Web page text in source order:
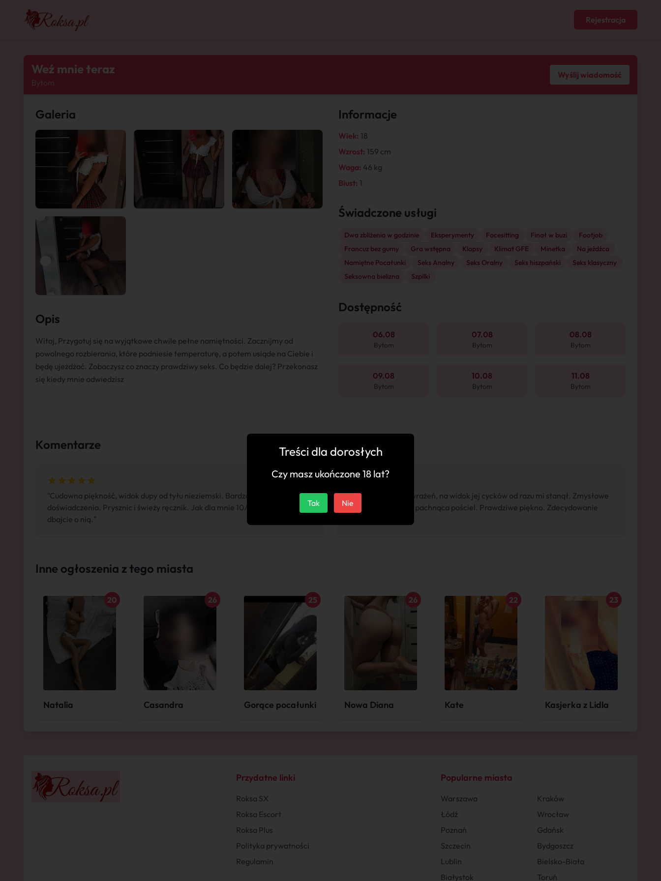
Rejestracja
Weź mnie teraz
Bytom
Wyślij wiadomość
Galeria
Opis
Witaj, Przygotuj się na wyjątkowe chwile pełne namiętności. Zacznijmy od
powolnego rozbierania, które podniesie temperaturę, a potem usiąde na Ciebie i
będę ujeżdżać. Zobaczysz co znaczy prawdziwy seks. Co będzie dalej? Przekonasz
się kiedy mnie odwiedzisz
Informacje
Wiek: 18
Wzrost: 159 cm
Waga: 46 kg
Biust: 1
Świadczone usługi
Dwa zbliżenia w godzinie Eksperymenty Facesitting Finał w buzi
Footjob
Francuz bez gumy
Gra wstępna Klapsy Klimat GFE Minetka
Na jeźdźca
Namiętne Pocałunki
Seks Analny Seks Oralny Seks hiszpański
Seks klasyczny
Seksowna bielizna
Szpilki
Dostępność
06.08
Bytom
07.08
Bytom
08.08
Bytom
09.08
Bytom
10.08
Bytom
11.08
Bytom
Komentarze
"Cudowna piękność, widok dupy od tyłu nieziemski. Bardzo otwarta na nowe
doświadczenia. Prysznic i świeży ręcznik. Jak dla mnie 10/10. Panowie,
dbajcie o nią."
"Spotkanie pełne wrażeń, na widok jej cycków od razu mi stanął. Zmysłowe
pieszczoty. Czysta, pachnąca pościel. Prawdziwe piękno. Zdecydowanie
Inne ogłoszenia z tego miasta
Natalia
20
Casandra
26
Gorące pocałunki
25
Nowa Diana
26
Kate
22
Kasjerka z Lidla
23
Treści dla dorosłych
Czy masz ukończone 18 lat?
Tak Nie
Przydatne linki
Roksa SX
Roksa Escort
Roksa Plus
Polityka prywatności
Regulamin
Popularne miasta
Warszawa
Kraków
Łódź
Wrocław
Poznań
Gdańsk
Szczecin
Bydgoszcz
Lublin
Bielsko-Biała
Białystok
Toruń